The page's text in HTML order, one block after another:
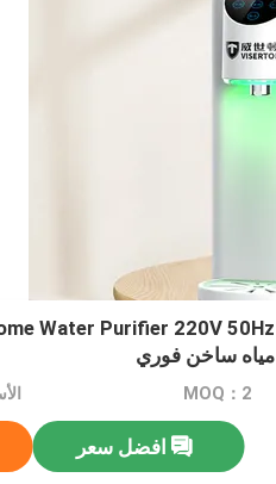
مياه ساخن فوري
MOQ：2
افضل سعر